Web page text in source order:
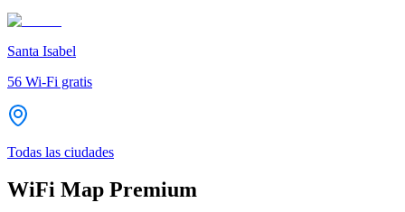
Santa Isabel
56 Wi-Fi gratis
Todas las ciudades
WiFi Map Premium